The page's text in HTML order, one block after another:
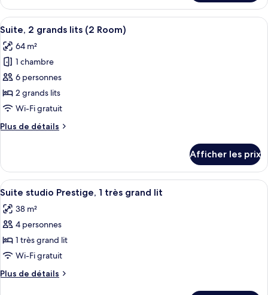
lits
(2
Room,
Water
View)
Suite,
grands
(2
Room,
Water
View)
Afficher
toutes
les
photos
pour
ce
type
chambre :
grands
lits
(2
Room)
Une chambre d’hôtel avec deux lits,
6
Suite, 2 grands lits (2 Room)
64 m²
1 chambre
6 personnes
2 grands lits
Wi-Fi gratuit
Plus de détails
Plus
Suite,
grands
(2
Room)
Afficher les prix
Afficher
toutes
les
photos
pour
ce
type
de
Une chambre d’hôtel avec un lit, un
9
Suite studio Prestige, 1 très grand lit
38 m²
4 personnes
1 très grand lit
Wi-Fi gratuit
Plus de détails
Plus